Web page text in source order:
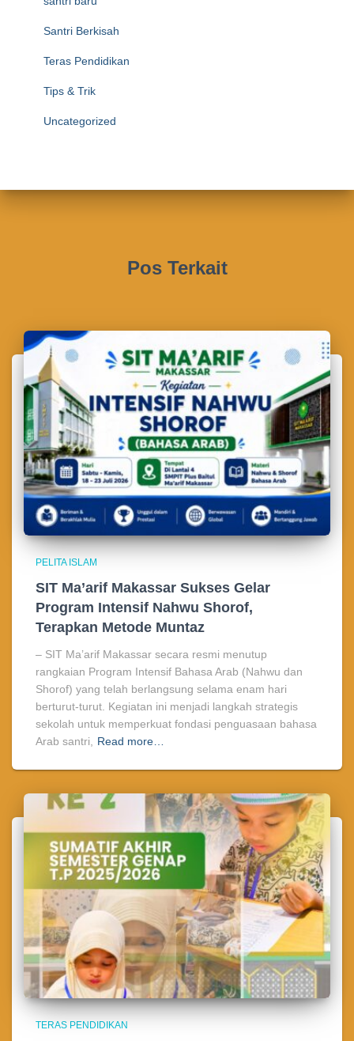
Santri Berkisah
Teras Pendidikan
Tips & Trik
Uncategorized
Pos Terkait
PELITA ISLAM
SIT Ma’arif Makassar Sukses Gelar
Program Intensif Nahwu Shorof,
Terapkan Metode Muntaz
– SIT Ma’arif Makassar secara resmi menutup
rangkaian Program Intensif Bahasa Arab (Nahwu dan
Shorof) yang telah berlangsung selama enam hari
berturut-turut. Kegiatan ini menjadi langkah strategis
sekolah untuk memperkuat fondasi penguasaan bahasa
Arab santri,
Read more…
TERAS PENDIDIKAN